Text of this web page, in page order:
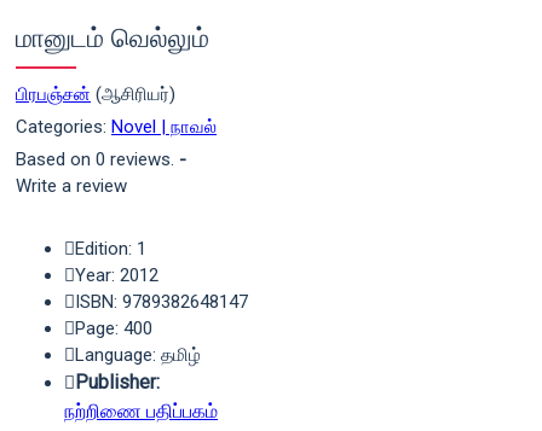
மானுடம் வெல்லும்
பிரபஞ்சன் (ஆசிரியர்)
Categories: Novel | நாவல்
Based on 0 reviews. -
Write a review
Edition: 1
Year: 2012
ISBN: 9789382648147
Page: 400
Language: தமிழ்
Publisher:
நற்றிணை பதிப்பகம்